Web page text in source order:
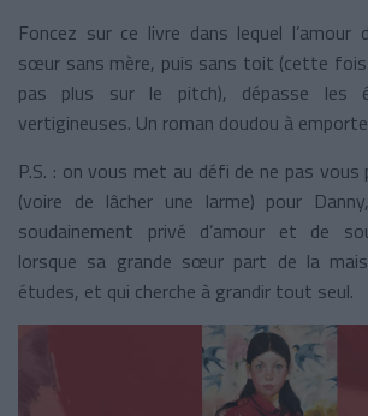
Foncez sur ce livre dans lequel l’amour
sœur sans mère, puis sans toit (cette fois
pas plus sur le pitch), dépasse les
vertigineuses. Un roman doudou à
P.S. : on vous met au défi de ne pas vous
(voire de lâcher une larme) pour
soudainement privé d’amour et de
lorsque sa grande sœur part de la
études, et qui cherche à grandir tout seul.